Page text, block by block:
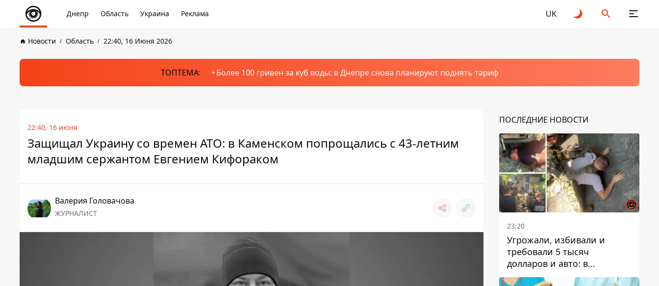
Днепр Область Украина Реклама UK
Новости Область 22:40, 16 Июня 2026
ТОПТЕМА: Более 100 гривен за куб воды: в Днепре снова планируют поднять тариф
22:40, 16 июня
Защищал Украину со времен АТО: в Каменском попрощались с 43-летним
младшим сержантом Евгением Кифораком
Валерия Головачова
ЖУРНАЛИСТ
ПОСЛЕДНИЕ НОВОСТИ
23:20
Угрожали, избивали и
требовали 5 тысяч
долларов и авто: в
Павлограде задержали двух